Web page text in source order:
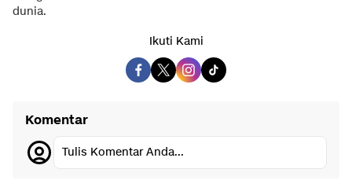
dunia.
Ikuti Kami
Komentar
Tulis Komentar Anda...